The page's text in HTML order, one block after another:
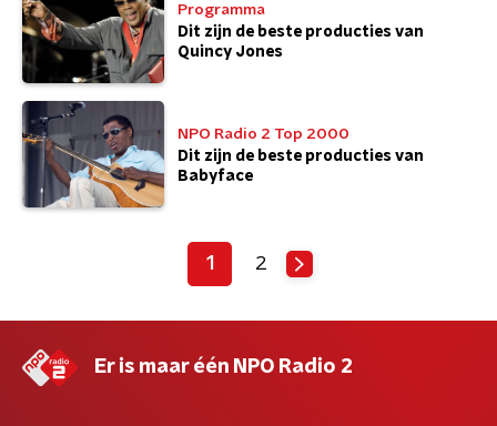
Programma
Dit zijn de beste producties van
Quincy Jones
NPO Radio 2 Top 2000
Dit zijn de beste producties van
Babyface
1 2
Er is maar één NPO Radio 2